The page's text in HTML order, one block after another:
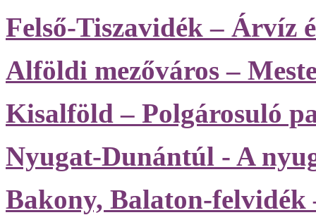
Felső-Tiszavidék – Árvíz
Alföldi mezőváros –
Kisalföld – Polgárosuló
Nyugat-Dunántúl - A
Bakony, Balaton-felvidék